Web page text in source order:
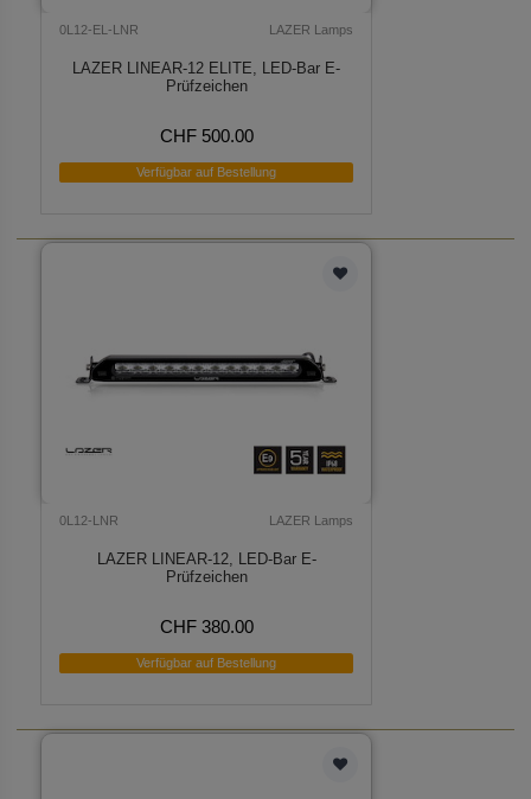
0L12-EL-LNR LAZER Lamps
LAZER LINEAR-12 ELITE, LED-Bar E-
Prüfzeichen
CHF 500.00
Verfügbar auf Bestellung
0L12-LNR LAZER Lamps
LAZER LINEAR-12, LED-Bar E-
Prüfzeichen
CHF 380.00
Verfügbar auf Bestellung